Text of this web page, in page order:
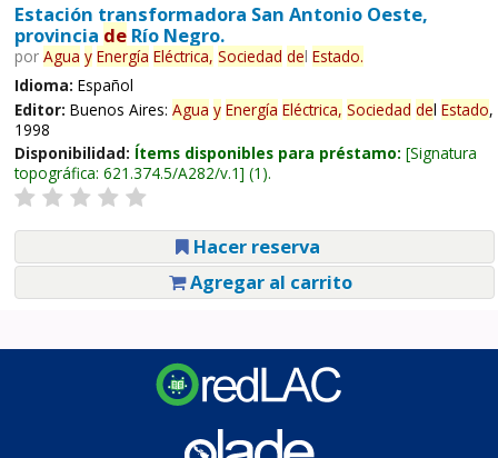
Estación transformadora San Antonio Oeste,
provincia deRío Negro.
por Agua y Energía Eléctrica, Sociedad del Estado.
Idioma: Español
Editor: Buenos Aires: Agua y Energía Eléctrica, Sociedad del Estado,
1998
Disponibilidad: Ítems disponibles para préstamo: Signatura
topográfica: 621.374.5/A282/v.1 (1).
Hacer reserva
Agregar al carrito